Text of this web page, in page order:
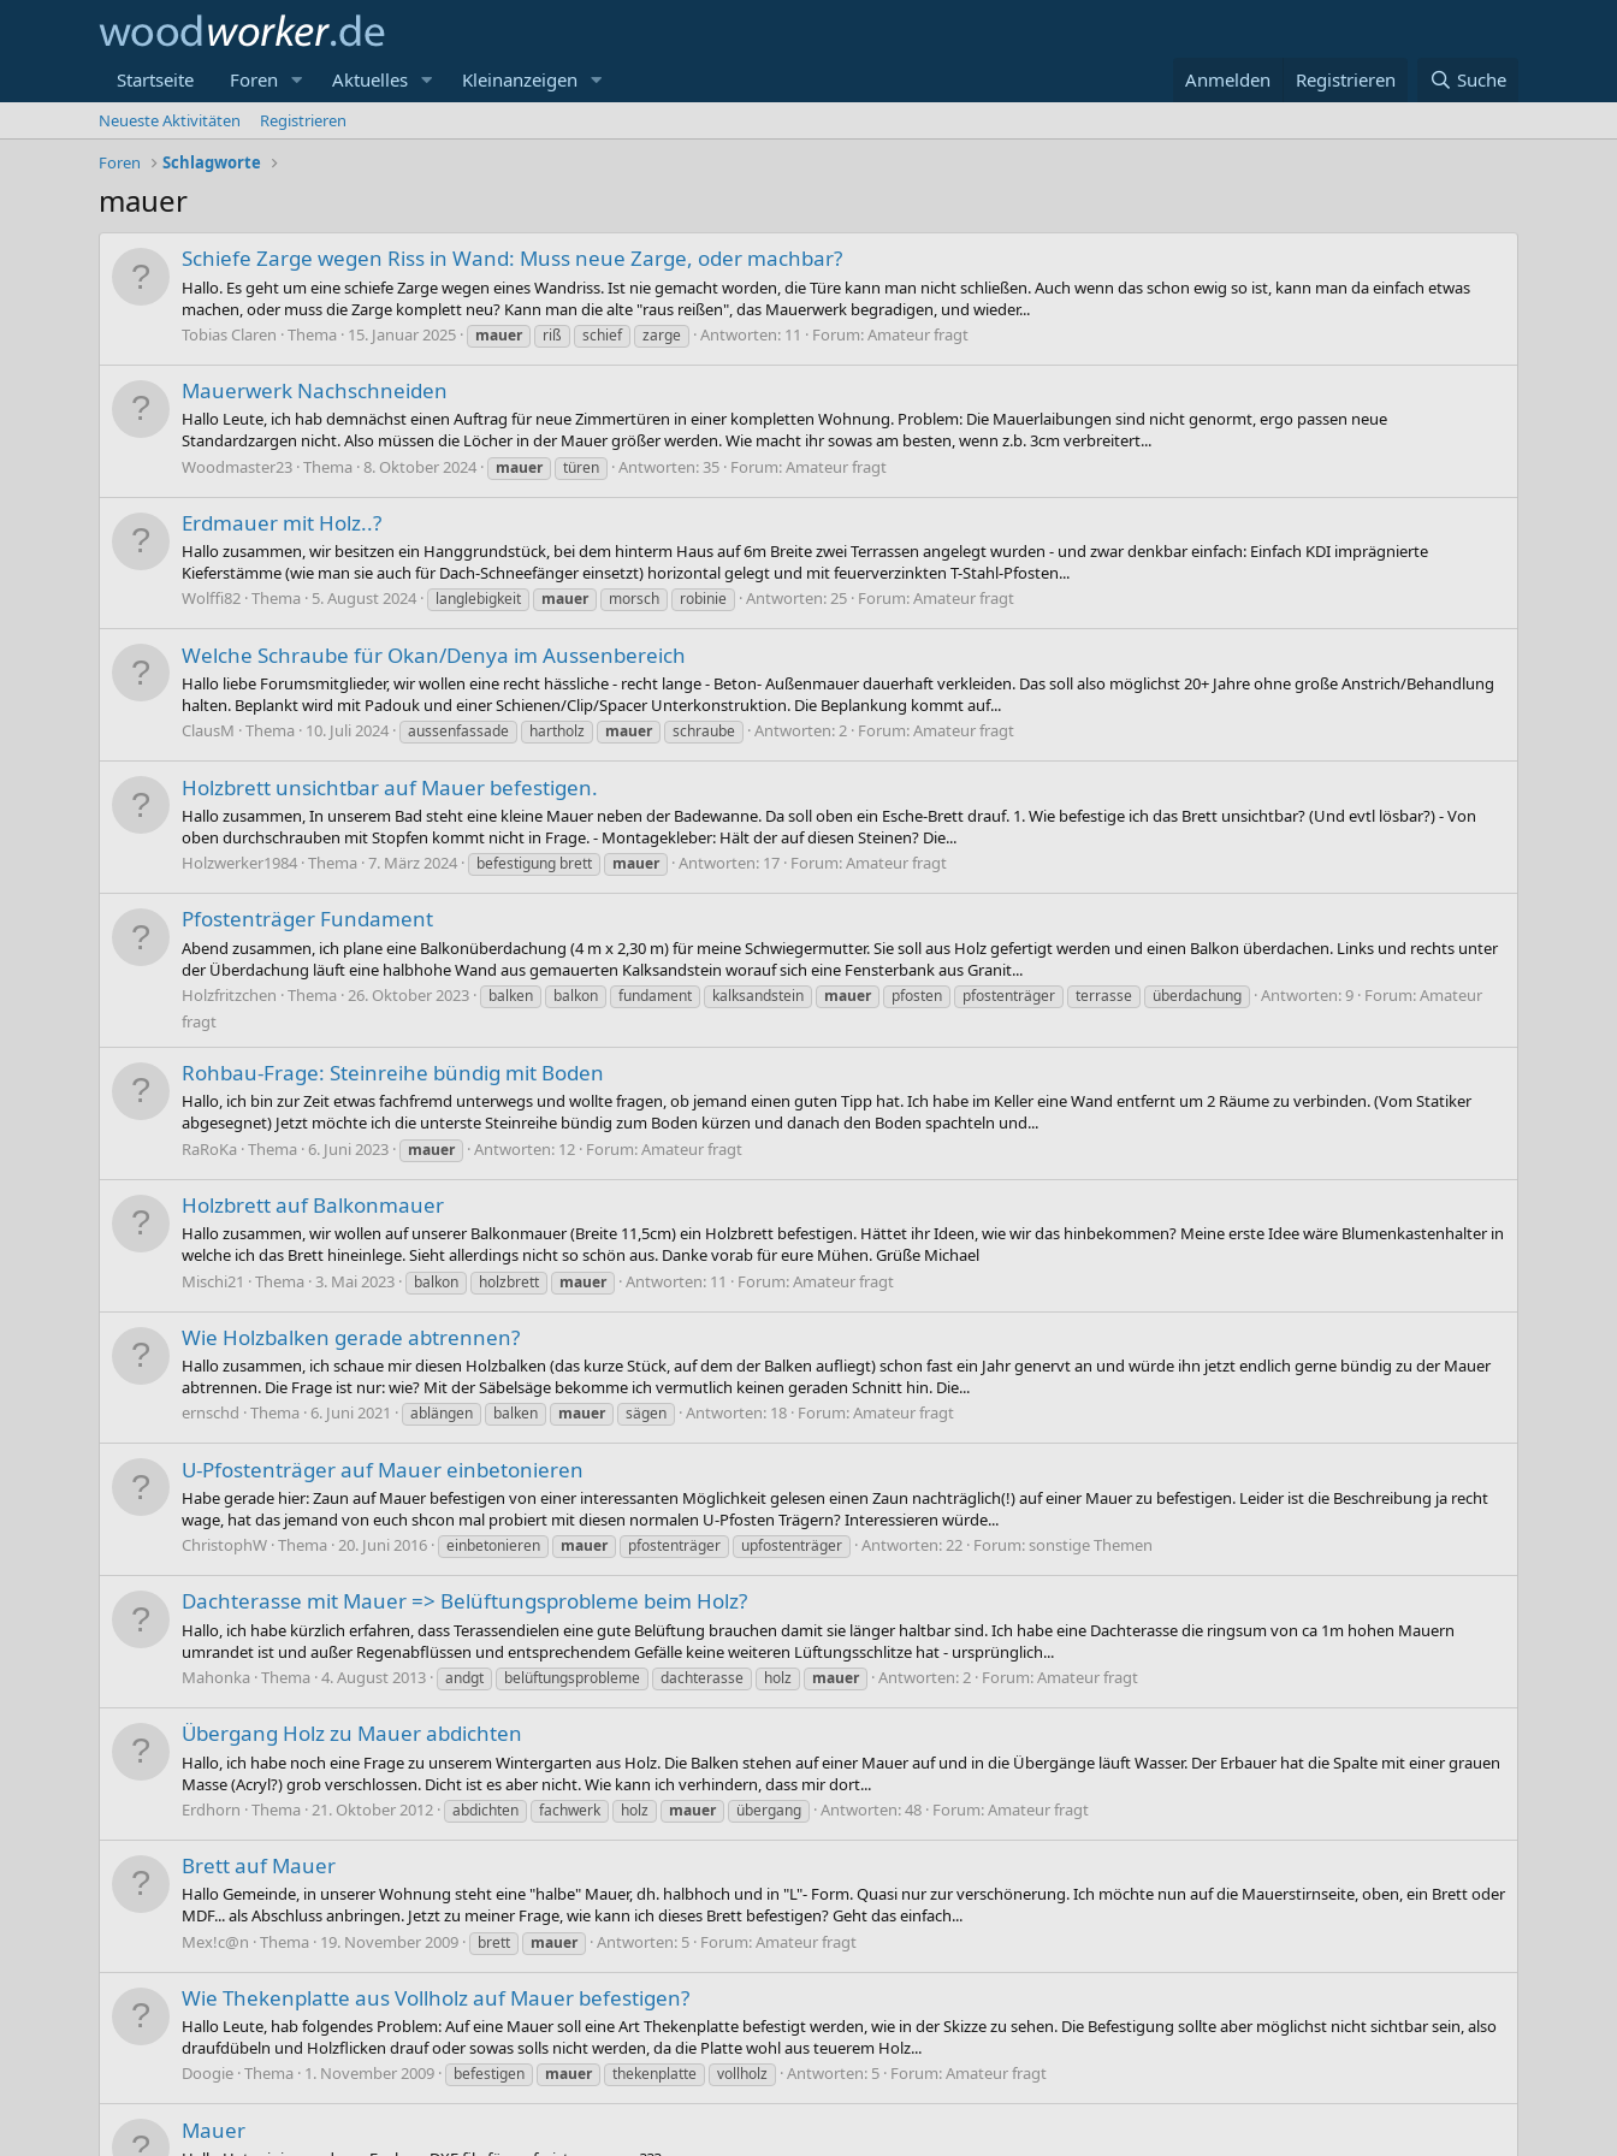
Startseite Foren Aktuelles Kleinanzeigen Anmelden Registrieren Suche
Neueste Aktivitäten
Registrieren
Foren
Schlagworte
mauer
Schiefe Zarge wegen Riss in Wand: Muss neue Zarge, oder machbar?
Hallo. Es geht um eine schiefe Zarge wegen eines Wandriss. Ist nie gemacht worden, die Türe kann man nicht schließen. Auch wenn das schon ewig so ist, kann man da einfach etwas
machen, oder muss die Zarge komplett neu? Kann man die alte "raus reißen", das Mauerwerk begradigen, und wieder...
Tobias Claren Thema 15. Januar 2025 mauer riß schief zarge Antworten: 11 Forum:Amateur fragt
Mauerwerk Nachschneiden
Hallo Leute, ich hab demnächst einen Auftrag für neue Zimmertüren in einer kompletten Wohnung. Problem: Die Mauerlaibungen sind nicht genormt, ergo passen neue
Standardzargen nicht. Also müssen die Löcher in der Mauer größer werden. Wie macht ihr sowas am besten, wenn z.b. 3cm verbreitert...
Woodmaster23 Thema 8. Oktober 2024 mauer türen Antworten: 35 Forum:Amateur fragt
Erdmauer mit Holz..?
Hallo zusammen, wir besitzen ein Hanggrundstück, bei dem hinterm Haus auf 6m Breite zwei Terrassen angelegt wurden - und zwar denkbar einfach: Einfach KDI imprägnierte
Kieferstämme (wie man sie auch für Dach-Schneefänger einsetzt) horizontal gelegt und mit feuerverzinkten T-Stahl-Pfosten...
Wolffi82 Thema 5. August 2024 langlebigkeit mauer morsch robinie Antworten: 25 Forum:Amateur fragt
Welche Schraube für Okan/Denya im Aussenbereich
Hallo liebe Forumsmitglieder, wir wollen eine recht hässliche - recht lange - Beton- Außenmauer dauerhaft verkleiden. Das soll also möglichst 20+ Jahre ohne große Anstrich/Behandlung
halten. Beplankt wird mit Padouk und einer Schienen/Clip/Spacer Unterkonstruktion. Die Beplankung kommt auf...
ClausM Thema 10. Juli 2024 aussenfassade hartholz mauer schraube Antworten: 2 Forum:Amateur fragt
Holzbrett unsichtbar auf Mauer befestigen.
Hallo zusammen, In unserem Bad steht eine kleine Mauer neben der Badewanne. Da soll oben ein Esche-Brett drauf. 1. Wie befestige ich das Brett unsichtbar? (Und evtl lösbar?) - Von
oben durchschrauben mit Stopfen kommt nicht in Frage. - Montagekleber: Hält der auf diesen Steinen? Die...
Holzwerker1984 Thema 7. März 2024 befestigung brett mauer Antworten: 17 Forum:Amateur fragt
Pfostenträger Fundament
Abend zusammen, ich plane eine Balkonüberdachung (4 m x 2,30 m) für meine Schwiegermutter. Sie soll aus Holz gefertigt werden und einen Balkon überdachen. Links und rechts unter
der Überdachung läuft eine halbhohe Wand aus gemauerten Kalksandstein worauf sich eine Fensterbank aus Granit...
Holzfritzchen Thema 26. Oktober 2023 balken balkon fundament kalksandstein mauer pfosten pfostenträger terrasse überdachung Antworten: 9 Forum:Amateur
fragt
Rohbau-Frage: Steinreihe bündig mit Boden
Hallo, ich bin zur Zeit etwas fachfremd unterwegs und wollte fragen, ob jemand einen guten Tipp hat. Ich habe im Keller eine Wand entfernt um 2 Räume zu verbinden. (Vom Statiker
abgesegnet) Jetzt möchte ich die unterste Steinreihe bündig zum Boden kürzen und danach den Boden spachteln und...
RaRoKa Thema 6. Juni 2023 mauer Antworten: 12 Forum:Amateur fragt
Holzbrett auf Balkonmauer
Hallo zusammen, wir wollen auf unserer Balkonmauer (Breite 11,5cm) ein Holzbrett befestigen. Hättet ihr Ideen, wie wir das hinbekommen? Meine erste Idee wäre Blumenkastenhalter in
welche ich das Brett hineinlege. Sieht allerdings nicht so schön aus. Danke vorab für eure Mühen. Grüße Michael
Mischi21
Thema 3. Mai 2023 balkon holzbrett mauer Antworten: 11 Forum:Amateur fragt
Wie Holzbalken gerade abtrennen?
Hallo zusammen, ich schaue mir diesen Holzbalken (das kurze Stück, auf dem der Balken aufliegt) schon fast ein Jahr genervt an und würde ihn jetzt endlich gerne bündig zu der Mauer
abtrennen. Die Frage ist nur: wie? Mit der Säbelsäge bekomme ich vermutlich keinen geraden Schnitt hin. Die...
ernschd Thema 6. Juni 2021 ablängen balken mauer sägen Antworten: 18 Forum:Amateur fragt
U-Pfostenträger auf Mauer einbetonieren
Habe gerade hier: Zaun auf Mauer befestigen von einer interessanten Möglichkeit gelesen einen Zaun nachträglich(!) auf einer Mauer zu befestigen. Leider ist die Beschreibung ja recht
wage, hat das jemand von euch shcon mal probiert mit diesen normalen U-Pfosten Trägern? Interessieren würde...
ChristophW Thema 20. Juni 2016 einbetonieren mauer pfostenträger upfostenträger Antworten: 22 Forum:sonstige Themen
Dachterasse mit Mauer => Belüftungsprobleme beim Holz?
Hallo, ich habe kürzlich erfahren, dass Terassendielen eine gute Belüftung brauchen damit sie länger haltbar sind. Ich habe eine Dachterasse die ringsum von ca 1m hohen Mauern
umrandet ist und außer Regenabflüssen und entsprechendem Gefälle keine weiteren Lüftungsschlitze hat - ursprünglich...
Mahonka Thema 4. August 2013 andgt belüftungsprobleme dachterasse holz mauer Antworten: 2 Forum:Amateur fragt
Übergang Holz zu Mauer abdichten
Hallo, ich habe noch eine Frage zu unserem Wintergarten aus Holz. Die Balken stehen auf einer Mauer auf und in die Übergänge läuft Wasser. Der Erbauer hat die Spalte mit einer grauen
Masse (Acryl?) grob verschlossen. Dicht ist es aber nicht. Wie kann ich verhindern, dass mir dort...
Erdhorn Thema 21. Oktober 2012 abdichten fachwerk holz mauer übergang Antworten: 48 Forum:Amateur fragt
Brett auf Mauer
Hallo Gemeinde, in unserer Wohnung steht eine "halbe" Mauer, dh. halbhoch und in "L"- Form. Quasi nur zur verschönerung. Ich möchte nun auf die Mauerstirnseite, oben, ein Brett oder
MDF... als Abschluss anbringen. Jetzt zu meiner Frage, wie kann ich dieses Brett befestigen? Geht das einfach...
Mex!c@n Thema 19. November 2009 brett mauer Antworten: 5 Forum:Amateur fragt
Wie Thekenplatte aus Vollholz auf Mauer befestigen?
Hallo Leute, hab folgendes Problem: Auf eine Mauer soll eine Art Thekenplatte befestigt werden, wie in der Skizze zu sehen. Die Befestigung sollte aber möglichst nicht sichtbar sein, also
draufdübeln und Holzflicken drauf oder sowas solls nicht werden, da die Platte wohl aus teuerem Holz...
Doogie Thema 1. November 2009 befestigen mauer thekenplatte vollholz Antworten: 5 Forum:Amateur fragt
Mauer